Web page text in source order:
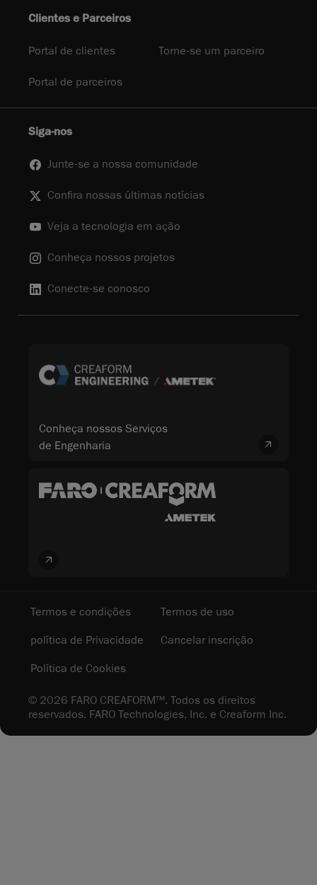
Clientes e Parceiros
Portal de clientes Torne-se um parceiro
Portal de parceiros
Siga-nos
Junte-se a nossa comunidade
Confira nossas últimas notícias
Veja a tecnologia em ação
Conheça nossos projetos
Conecte-se conosco
Conheça nossos Serviços
de Engenharia
© 2026 FARO CREAFORM™. Todos os direitos
reservados. FARO Technologies, Inc. e Creaform Inc.
Termos e condições
Termos de uso
política de Privacidade
Cancelar inscrição
Política de Cookies